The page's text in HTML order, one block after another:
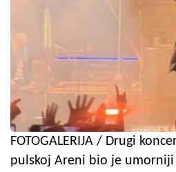
FOTOGALERIJA / Drugi
pulskoj Areni bio je umorniji